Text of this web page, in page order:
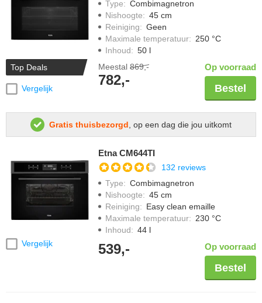
Top Deals
Vergelijk
Type: Combimagnetron
Nishoogte: 45 cm
Reiniging: Geen
Maximale temperatuur: 250 °C
Inhoud: 50 l
Meestal 869,-
782,-
Op voorraad
Bestel
Gratis thuisbezorgd , op een dag die jou uitkomt
Vergelijk
Etna CM644TI
132 reviews
Type: Combimagnetron
Nishoogte: 45 cm
Reiniging: Easy clean emaille
Maximale temperatuur: 230 °C
Inhoud: 44 l
539,- Op voorraad
Bestel